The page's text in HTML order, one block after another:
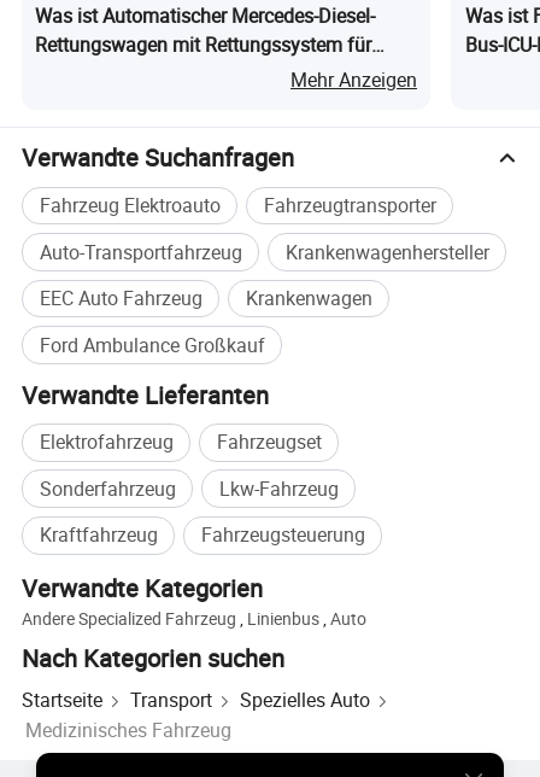
Fahrzeuggröße (mm)
Abmessungen des medizinischen Fachschachts (mm) 3200 x 1740 x 1800
Anzahl der Achsen 2
Radstand (mm) 3750
Anzahl der Reifen 4
Reifengröße
Geräteschrank
Automatischer Boarding-Keilrahmen Eins
Infusionsständer Für Objektträger Zwei
Sauerstoffflasche
Klappsitz Eins
Sitzbank
Alarmlampe Ein Satz
Stromversorgung
Was ist Automatischer Mercedes-Diesel-
Rettungswagen mit Rettungssystem für
klinische Erste Hilfe und Patiententransfer
Mehr Anzeigen
Was ist
Bus-
Verwandte Suchanfragen
Fahrzeug Elektroauto
Fahrzeugtransporter
Auto-Transportfahrzeug
Krankenwagenhersteller
EEC Auto Fahrzeug
Krankenwagen
Ford Ambulance Großkauf
Verwandte Lieferanten
Elektrofahrzeug
Fahrzeugset
Sonderfahrzeug
Lkw-Fahrzeug
Kraftfahrzeug
Fahrzeugsteuerung
Verwandte Kategorien
Andere Specialized Fahrzeug , Linienbus,Auto
Nach Kategorien suchen
Startseite Transport
Spezielles Auto
Medizinisches Fahrzeug